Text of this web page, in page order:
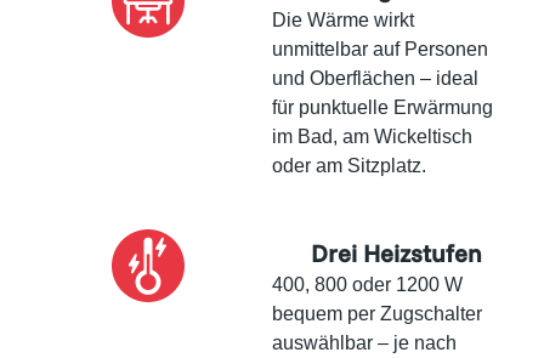
Die Wärme wirkt
unmittelbar auf Personen
und Oberflächen – ideal
für punktuelle Erwärmung
im Bad, am Wickeltisch
oder am Sitzplatz.
Drei Heizstufen
400, 800 oder 1200 W
bequem per Zugschalter
auswählbar – je nach